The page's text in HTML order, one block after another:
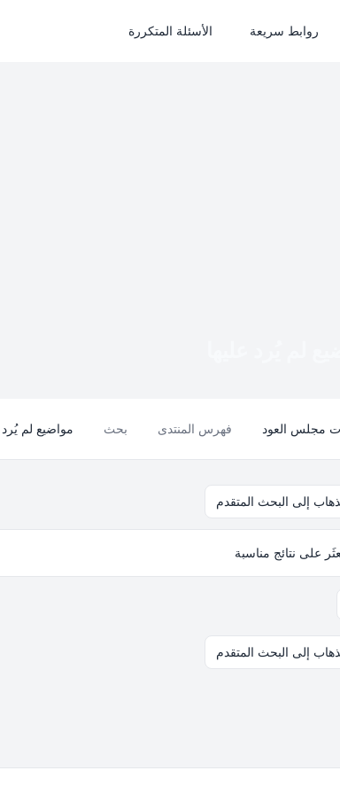
روابط سريعة الأسئلة المتكررة
مجلس العود فهرس المنتدى بحث مواضيع لم يُرد
إلى البحث المتقدم
على نتائج مناسبة
إلى البحث المتقدم